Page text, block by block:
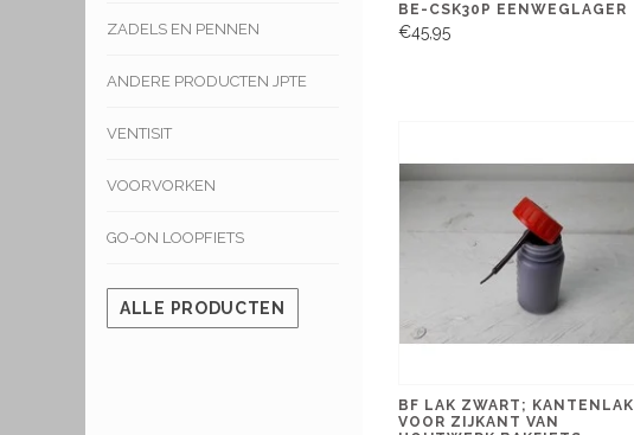
ZADELS EN PENNEN
ANDERE PRODUCTEN JPTE
VENTISIT
VOORVORKEN
GO-ON LOOPFIETS
ALLE PRODUCTEN
BE-CSK30P EENWEGLAGER
€45,95
BF LAK ZWART; KANTENLAK
VOOR ZIJKANT VAN